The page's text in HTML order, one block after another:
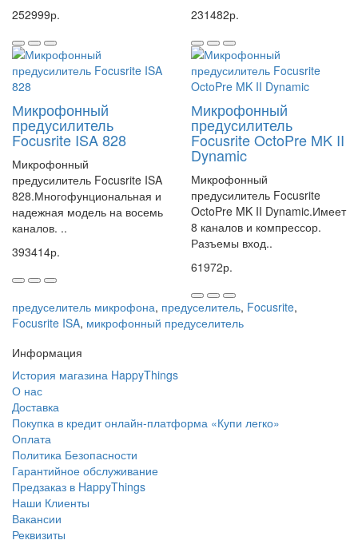
252999р.
231482р.
Микрофонный
предусилитель
Focusrite ISA 828
Микрофонный
предусилитель Focusrite ISA
828.Многофунциональная и
надежная модель на восемь
каналов. ..
393414р.
Микрофонный
предусилитель
Focusrite OctoPre MK II
Dynamic
Микрофонный
предусилитель Focusrite
OctoPre MK II Dynamic.Имеет
8 каналов и компрессор.
Разъемы вход..
61972р.
предуселитель микрофона, предуселитель, Focusrite,
Focusrite ISA, микрофонный предуселитель
Информация
История магазина HappyThings
О нас
Доставка
Покупка в кредит онлайн-платформа «Купи легко»
Оплата
Политика Безопасности
Гарантийное обслуживание
Предзаказ в HappyThings
Наши Клиенты
Вакансии
Реквизиты